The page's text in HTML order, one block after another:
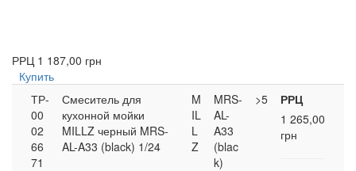
РРЦ 1 187,00 грн
Купить
ТР-
00
02
66
71
Смеситель для
кухонной мойки
MILLZ черный MRS-
AL-A33 (black) 1/24
M
IL
L
Z
MRS-
AL-
A33
(blac
k)
>5
РРЦ
1 265,00
грн